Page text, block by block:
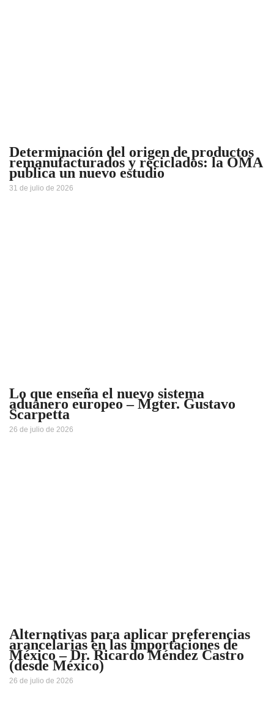
Determinación del origen de productos
remanufacturados y reciclados: la OMA
publica un nuevo estudio
31 de julio de 2026
Lo que enseña el nuevo sistema
aduanero europeo – Mgter. Gustavo
Scarpetta
26 de julio de 2026
Alternativas para aplicar preferencias
arancelarias en las importaciones de
México – Dr. Ricardo Méndez Castro
(desde México)
26 de julio de 2026